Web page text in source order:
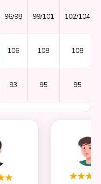
96/98 99/101 102/104
106 108 108
93 95 95